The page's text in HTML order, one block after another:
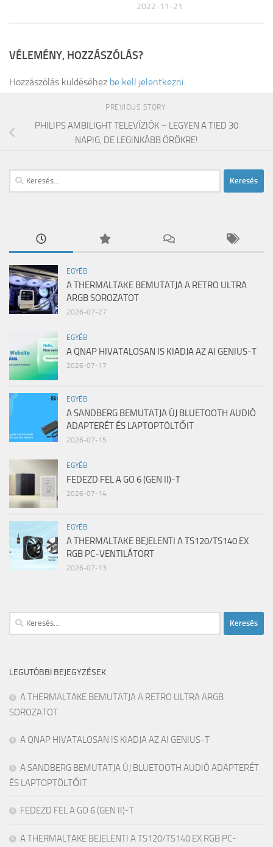
2022-11-21
VÉLEMÉNY, HOZZÁSZÓLÁS?
Hozzászólás küldéséhez be kell jelentkezni.
PREVIOUS STORY
PHILIPS AMBILIGHT TELEVÍZIÓK – LEGYEN A TIED 30
NAPIG, DE LEGINKÁBB ÖRÖKRE!
Keresés:
EGYÉB
A THERMALTAKE BEMUTATJA A RETRO ULTRA
ARGB SOROZATOT
2026-07-27
EGYÉB
A QNAP HIVATALOSAN IS KIADJA AZ AI GENIUS-T
2026-07-17
EGYÉB
A SANDBERG BEMUTATJA ÚJ BLUETOOTH AUDIÓ
ADAPTERÉT ÉS LAPTOPTÖLTŐIT
2026-07-15
EGYÉB
FEDEZD FEL A GO 6 (GEN II)-T
2026-07-14
EGYÉB
A THERMALTAKE BEJELENTI A TS120/TS140 EX
RGB PC-VENTILÁTORT
2026-07-13
Keresés:
LEGUTÓBBI BEJEGYZÉSEK
A THERMALTAKE BEMUTATJA A RETRO ULTRA ARGB
SOROZATOT
A QNAP HIVATALOSAN IS KIADJA AZ AI GENIUS-T
A SANDBERG BEMUTATJA ÚJ BLUETOOTH AUDIÓ ADAPTERÉT
ÉS LAPTOPTÖLTŐIT
FEDEZD FEL A GO 6 (GEN II)-T
A THERMALTAKE BEJELENTI A TS120/TS140 EX RGB PC-